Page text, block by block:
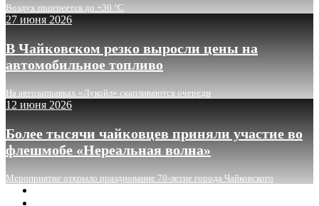
Воздух прогреется до +30 °C
27 июня 2026
В Чайковском резко выросли цены на
автомобильное топливо
На автозаправках «Лукойл» скапливаются очереди
12 июня 2026
Более тысячи чайковцев приняли участие во
флешмобе «Нереальная волна»
Мероприятие открыло празднование 70-летие города Чайковского